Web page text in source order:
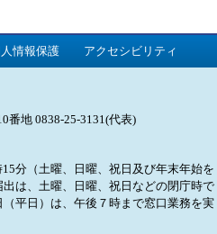
情報保護 アクセシビリティ
番地 0838-25-3131(代表)
分（土曜、日曜、祝日及び年末年始を
は、土曜、日曜、祝日などの閉庁時で
平日）は、午後７時まで窓口業務を実